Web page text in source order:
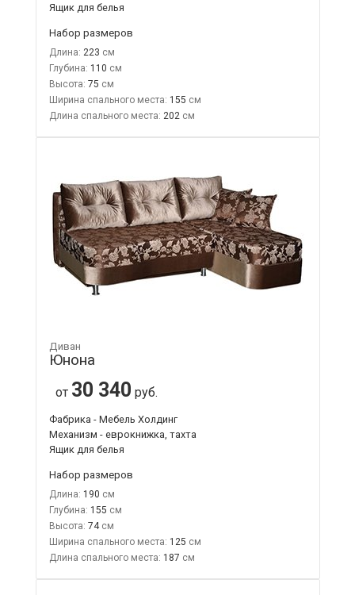
Ящик для белья
Набор размеров
Длина: 223
Глубина: 110
Высота: 75
Ширина спального места: 155
Длина спального места: 202
Диван
Юнона
от 30 340 руб.
Фабрика - Мебель Холдинг
Механизм - еврокнижка, тахта
Ящик для белья
Набор размеров
Длина: 190
Глубина: 155
Высота: 74
Ширина спального места: 125
Длина спального места: 187